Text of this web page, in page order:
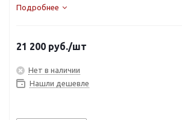
Подробнее
21 200 руб./шт
Нет в наличии
Нашли дешевле